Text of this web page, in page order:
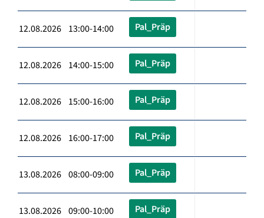
12.08.2026 13:00-14:00 Pal_Präp
12.08.2026 14:00-15:00 Pal_Präp
12.08.2026 15:00-16:00 Pal_Präp
12.08.2026 16:00-17:00 Pal_Präp
13.08.2026 08:00-09:00 Pal_Präp
13.08.2026 09:00-10:00 Pal_Präp